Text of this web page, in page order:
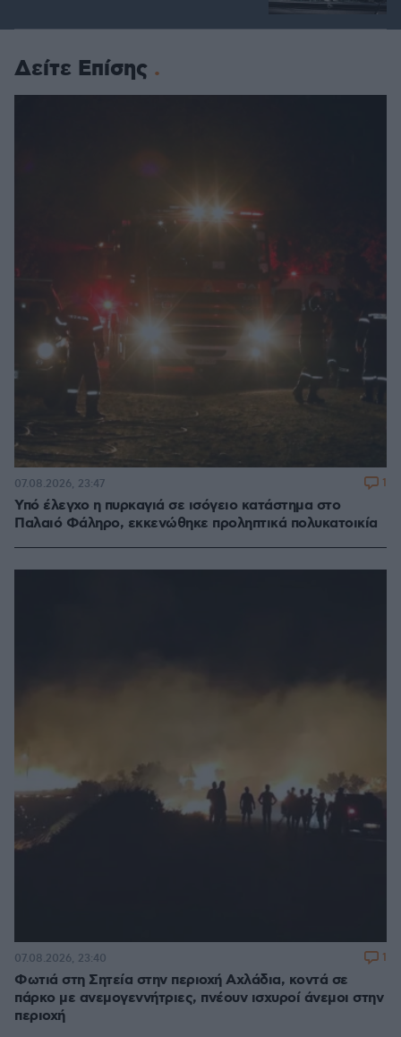
Δείτε Επίσης
Υπό έλεγχο η πυρκαγιά σε ισόγειο κατάστημα στο
Παλαιό Φάληρο, εκκενώθηκε προληπτικά πολυκατοικία
07.08.2026, 23:47 1
Φωτιά στη Σητεία στην περιοχή Αχλάδια, κοντά σε
πάρκο με ανεμογεννήτριες, πνέουν ισχυροί άνεμοι στην
περιοχή
07.08.2026, 23:40 1